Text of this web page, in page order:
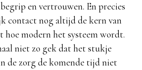
en vertrouwen. En precies
contact nog altijd de kern van
hoe modern het systeem wordt.
niet zo gek dat het stukje
de zorg de komende tijd niet